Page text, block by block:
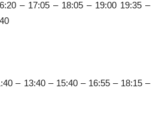
– 17:05 – 18:05 – 19:00 19:35 –
– 13:40 – 15:40 – 16:55 – 18:15 –